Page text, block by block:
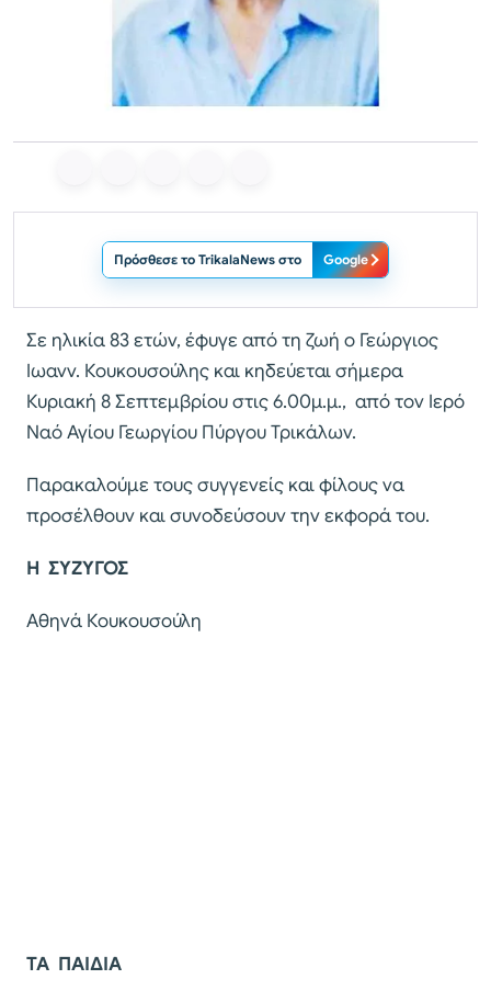
Πρόσθεσε το TrikalaNews στο Google
Σε ηλικία 83 ετών, έφυγε από τη ζωή ο Γεώργιος
Ιωανν. Κουκουσούλης και κηδεύεται σήμερα
Κυριακή 8 Σεπτεμβρίου στις 6.00μ.μ., από τον Ιερό
Ναό Αγίου Γεωργίου Πύργου Τρικάλων.
Παρακαλούμε τους συγγενείς και φίλους να
προσέλθουν και συνοδεύσουν την εκφορά του.
Η ΣΥΖΥΓΟΣ
Αθηνά Κουκουσούλη
ΤΑ ΠΑΙΔΙΑ